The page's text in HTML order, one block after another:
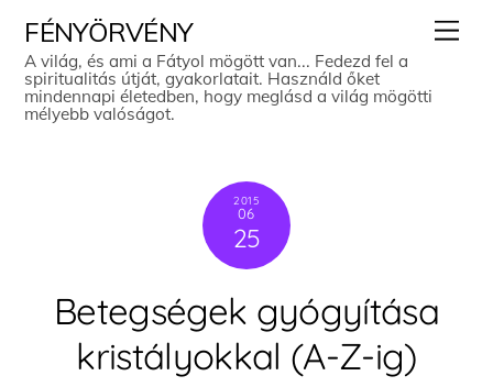
content
FÉNYÖRVÉNY
A világ, és ami a Fátyol mögött van... Fedezd fel a
spiritualitás útját, gyakorlatait. Használd őket
mindennapi életedben, hogy meglásd a világ mögötti
mélyebb valóságot.
2015
06
25
Betegségek gyógyítása
kristályokkal (A-Z-ig)